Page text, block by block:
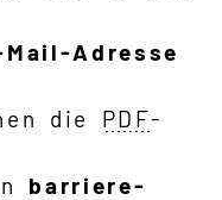
Mail-Adresse
die PDF-
barriere-